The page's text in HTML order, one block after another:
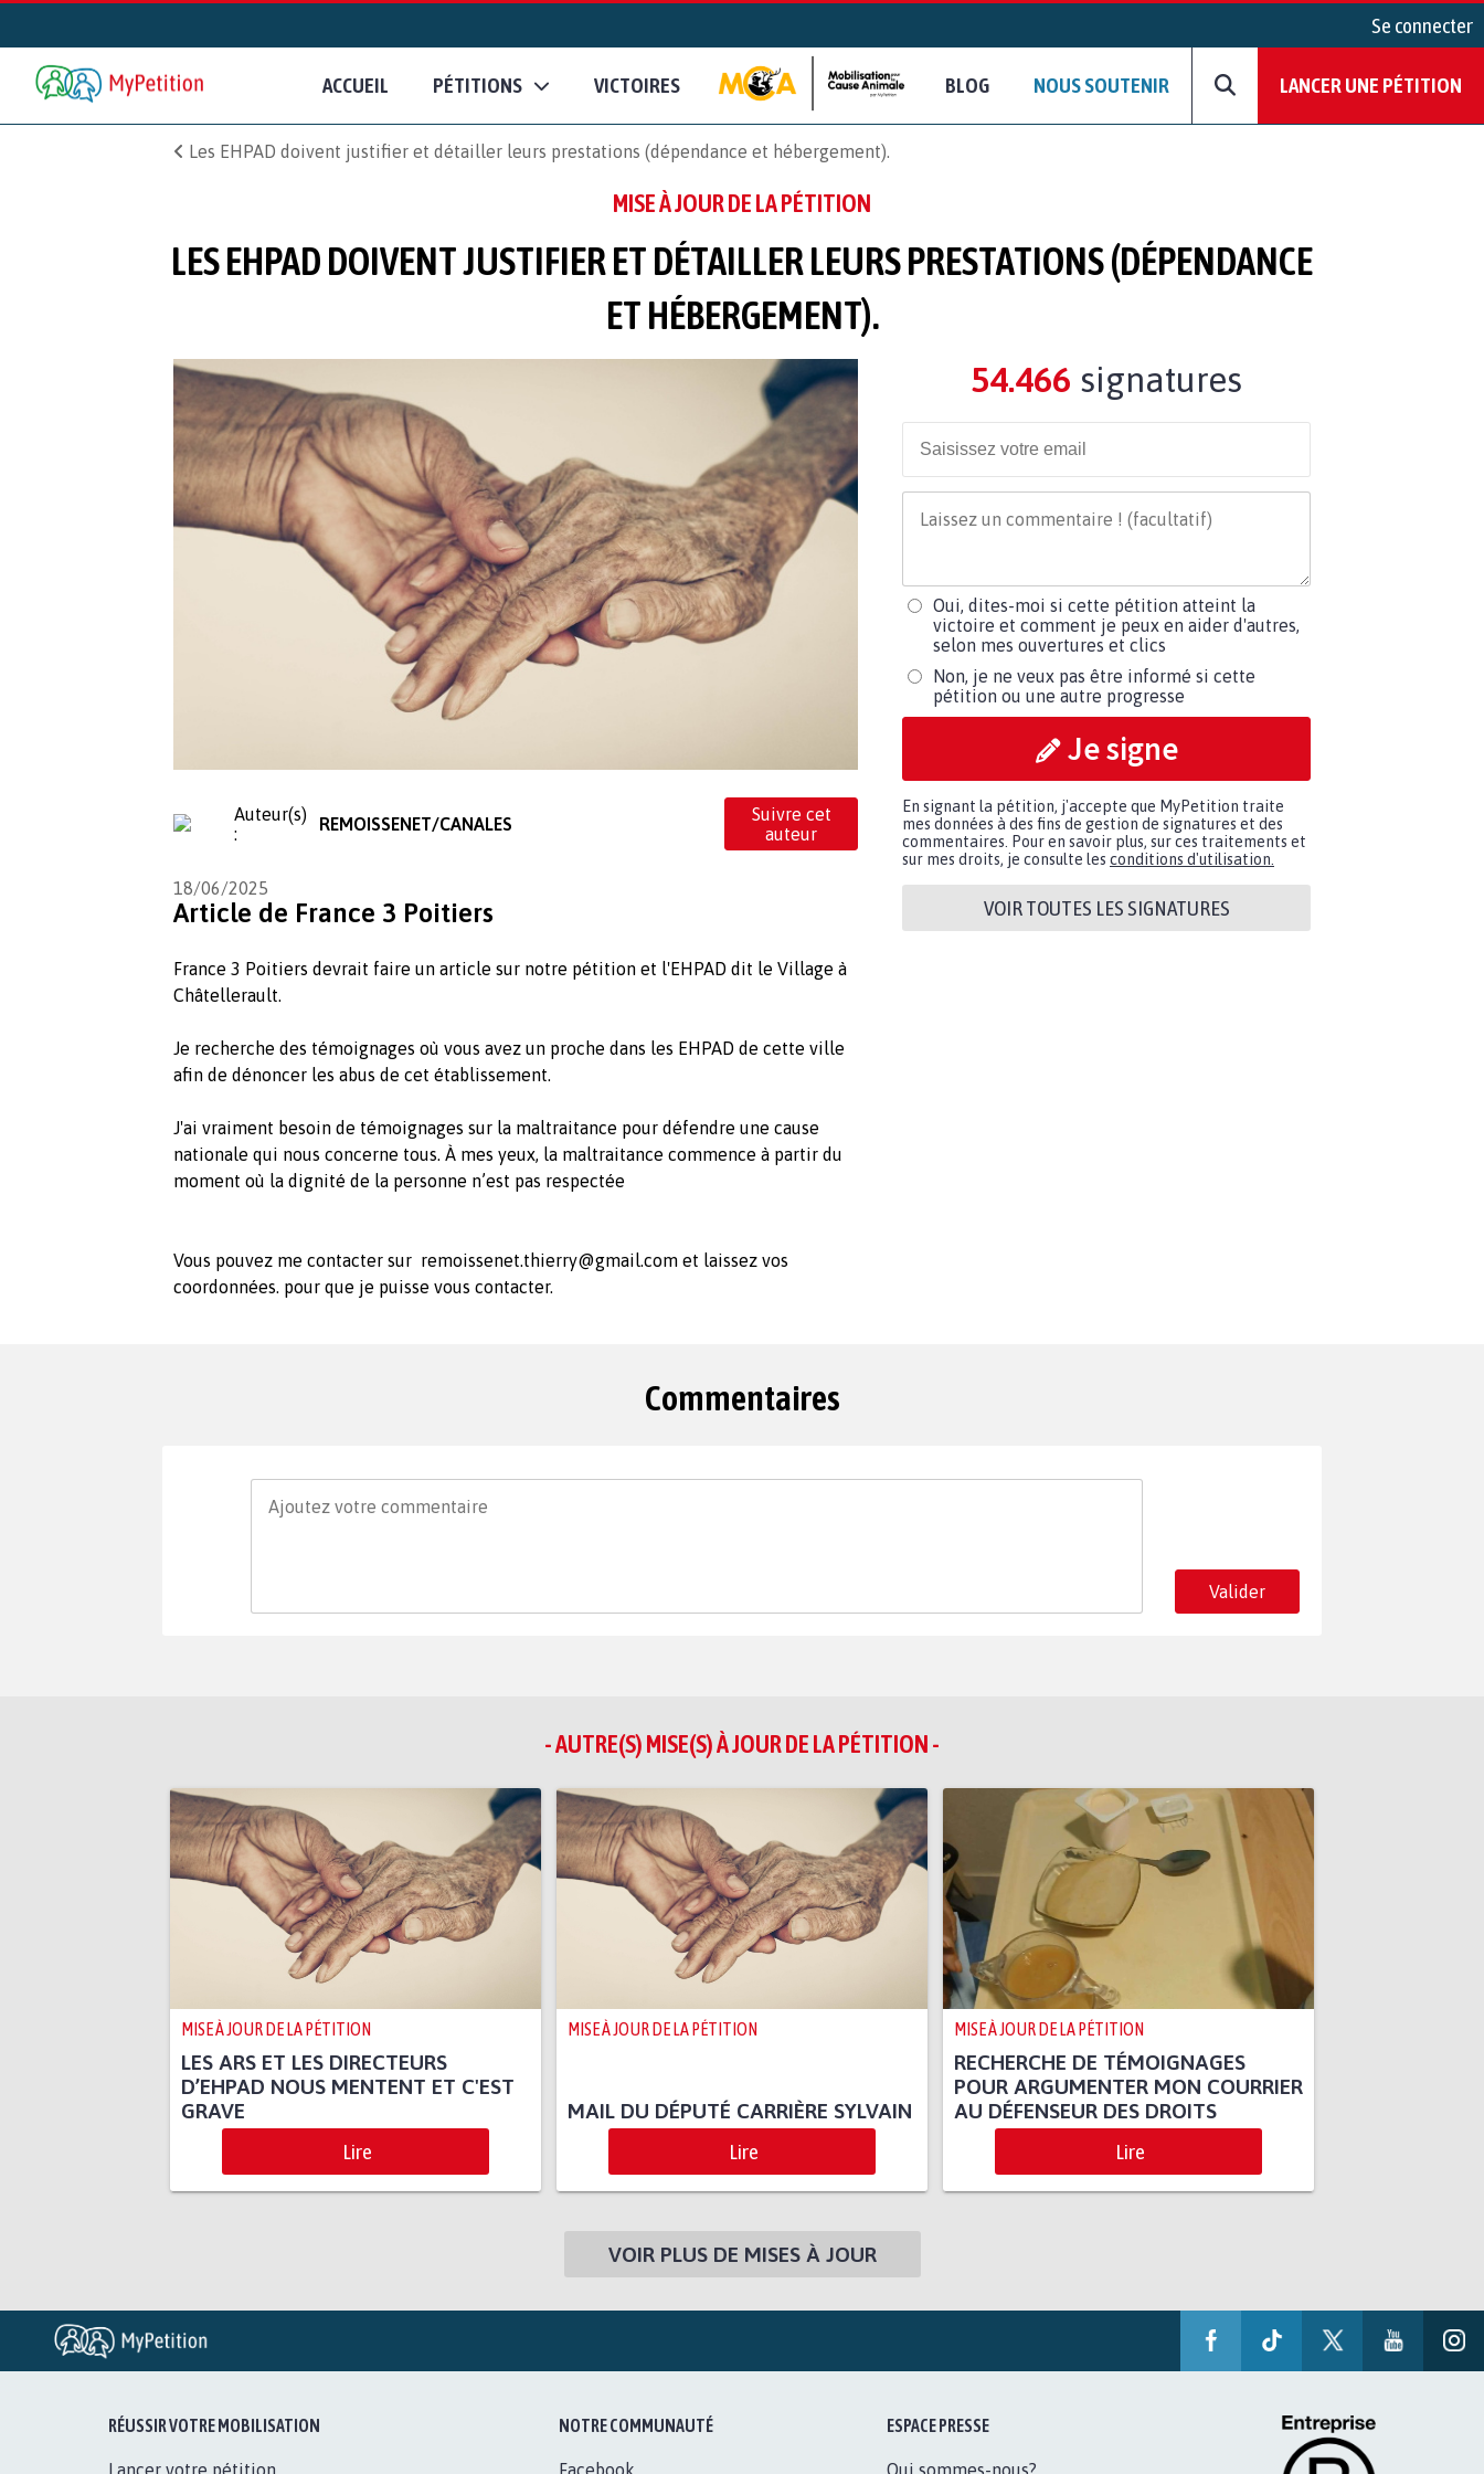
Se connecter
ACCUEIL PÉTITIONS VICTOIRES BLOG NOUS SOUTENIR LANCER UNE PÉTITION
Les EHPAD doivent justifier et détailler leurs prestations (dépendance et hébergement).
MISE À JOUR DE LA PÉTITION
LES EHPAD DOIVENT JUSTIFIER ET DÉTAILLER LEURS PRESTATIONS (DÉPENDANCE
ET HÉBERGEMENT).
Auteur(s)
:
REMOISSENET/CANALES
Suivre cet
auteur
18/06/2025
Article de France 3 Poitiers
France 3 Poitiers devrait faire un article sur notre pétition et l'EHPAD dit le Village à
Châtellerault.
Je recherche des témoignages où vous avez un proche dans les EHPAD de cette ville
afin de dénoncer les abus de cet établissement.
J'ai vraiment besoin de témoignages sur la maltraitance pour défendre une cause
nationale qui nous concerne tous. À mes yeux, la maltraitance commence à partir du
moment où la dignité de la personne n’est pas respectée
Vous pouvez me contacter sur remoissenet.thierry@gmail.com et laissez vos
coordonnées. pour que je puisse vous contacter.
54.466 signatures
Oui, dites-moi si cette pétition atteint la
victoire et comment je peux en aider d'autres,
selon mes ouvertures et clics
Non, je ne veux pas être informé si cette
pétition ou une autre progresse
Je signe
En signant la pétition, j'accepte que MyPetition traite
mes données à des fins de gestion de signatures et des
commentaires. Pour en savoir plus, sur ces traitements et
sur mes droits, je consulte les conditions d'utilisation.
VOIR TOUTES LES SIGNATURES
Commentaires
Valider
- AUTRE(S) MISE(S) À JOUR DE LA PÉTITION -
MISE À JOUR DE LA PÉTITION
LES ARS ET LES DIRECTEURS
D’EHPAD NOUS MENTENT ET C'EST
GRAVE
Lire
MISE À JOUR DE LA PÉTITION
MAIL DU DÉPUTÉ CARRIÈRE SYLVAIN
Lire
MISE À JOUR DE LA PÉTITION
RECHERCHE DE TÉMOIGNAGES
POUR ARGUMENTER MON COURRIER
AU DÉFENSEUR DES DROITS
Lire
VOIR PLUS DE MISES À JOUR
RÉUSSIR VOTRE MOBILISATION
Lancer votre pétition
NOTRE COMMUNAUTÉ
Facebook
ESPACE PRESSE
Qui sommes-nous?